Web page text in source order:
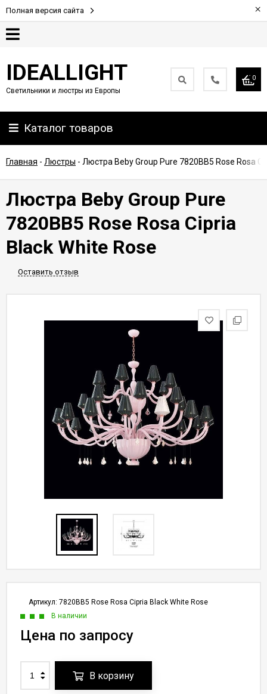
Полная версия сайта ×
Партнерам
Доставка
IDEALLIGHT
Светильники и люстры из Европы
0
Каталог товаров
Главная - Люстры - Люстра Beby Group Pure 7820BB5 Rose Rosa
Люстра Beby Group Pure
7820BB5 Rose Rosa Cipria
Black White Rose
Оставить отзыв
Артикул: 7820BB5 Rose Rosa Cipria Black White Rose
В наличии
Цена по запросу
В корзину